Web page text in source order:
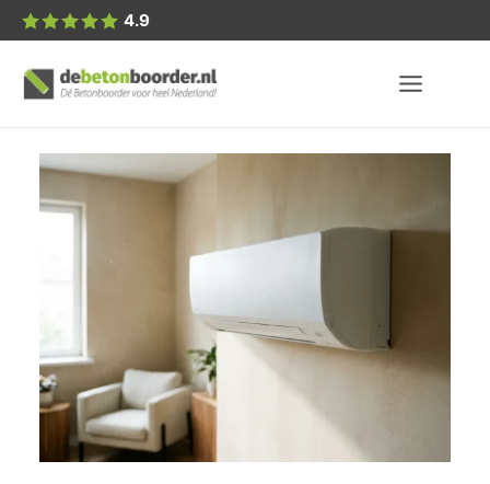
4.9
Posted
by: